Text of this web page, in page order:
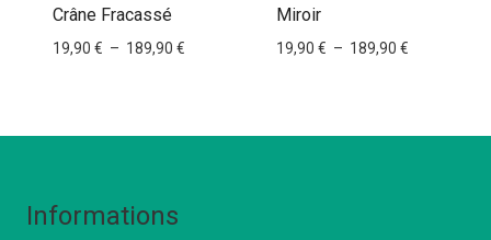
Crâne Fracassé
19,90 € – 189,90 €
à
Miroir
19,90 € – 189,90 €
à
Informations